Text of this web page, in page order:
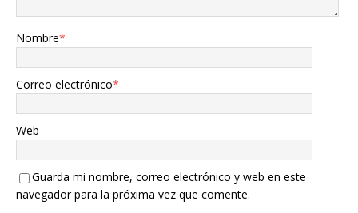
Nombre*
Correo electrónico*
Web
Guarda mi nombre, correo electrónico y web en este
navegador para la próxima vez que comente.